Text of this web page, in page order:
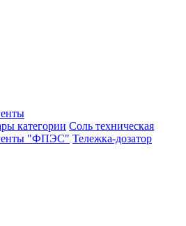
категории Соль техническая
"ФПЭС" Тележка-дозатор